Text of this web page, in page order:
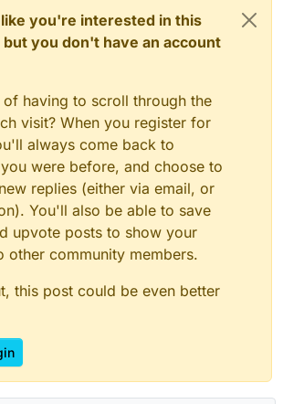
you're interested in this
you don't have an account
having to scroll through the
visit? When you register for
always come back to
were before, and choose to
replies (either via email, or
You'll also be able to save
upvote posts to show your
other community members.
this post could be even better